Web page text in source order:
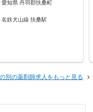
愛知県 丹羽郡扶桑町
名鉄犬山線 扶桑駅
別の薬剤師求人をもっと見る